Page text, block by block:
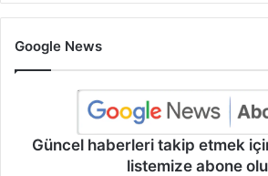
Google News
Güncel haberleri takip etmek
listemize abone